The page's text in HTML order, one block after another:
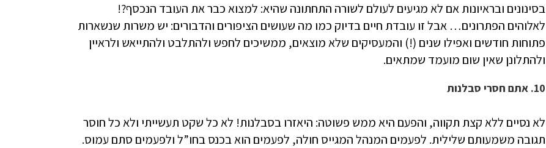
בסינונים ובראיונות אם לא מגיעים לעולם לשורה התחתונה שהיא: למצוא כבר את העובד הנכסף?!
לאלוהים הפתרונים… אבל זו עובדת חיים בדיוק כמו מה שעושים הציפורים והדבורים: יש משרות שנשארות
פתוחות חודשים ואפילו שנים (!) והמעסיקים שלא מוצאים, ממשיכים לחפש ולהתלבט ולהתייאש ולראיין
ולהתלונן שאין שום מועמד שמתאים.
10. אתם חסרי סבלנות
לא נסיים ללא קצת תקווה, והפעם היא ממש פשוטה: היאזרו בסבלנות! לא כל שקט תעשייתי ולא כל חוסר
תגובה משמעותם שלילית. לפעמים המנהל המגייס חולה, לפעמים הוא בכנס בחו”ל ולפעמים סתם עמוס.